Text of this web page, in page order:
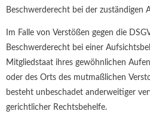
Beschwerderecht bei der zuständigen
Im Falle von Verstößen gegen die
Beschwerderecht bei einer
Mitgliedstaat ihres gewöhnlichen
oder des Orts des mutmaßlichen
besteht unbeschadet anderweitiger
gerichtlicher Rechtsbehelfe.